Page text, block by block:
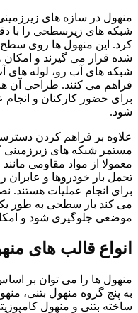
منهول در سازه های
شبکه های زیرسطحی را با
کرد. این منهول ها روی سطح
شده قرار می گیرند و امکان
شبکه های آب رو، لوله های
فراهم می کنند. طراحی آن
برای حضور کارکنان و
شود.
علاوه بر فراهم کردن
مستمر شبکه های
معمولا از مواد مقاومی
تحمل بار خودروها و عابران
برای انجام عملیات
می کند بار سطحی به طور
موضعی جلوگیری شود و
انواع قالب های
منهول ها را می توان بر
به پنج گروه منهول بتنی،
ساخته بتنی و منهول